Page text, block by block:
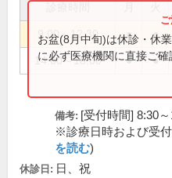
9:00～12:30 ● ●
14:00～18:00 ● ●
お盆(8月中旬)は休診・休
に必ず医療機関に直接ご確
備考: [受付時間] 8:30
※診療日時および受
を読む)
休診日: 日、祝